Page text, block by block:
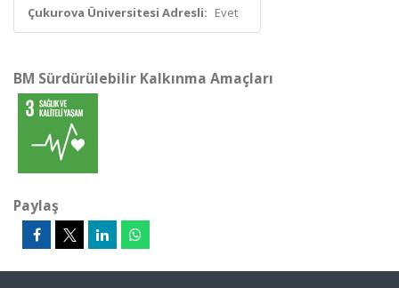
Çukurova Üniversitesi Adresli: Evet
BM Sürdürülebilir Kalkınma Amaçları
Paylaş